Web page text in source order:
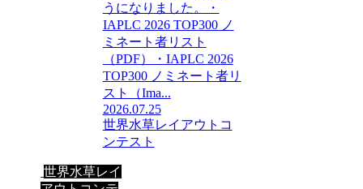
うになりました。・
IAPLC 2026 TOP300 ノ
ミネート者リスト
（PDF）・IAPLC 2026
TOP300 ノミネート者リ
スト（Ima...
2026.07.25
世界水草レイアウトコ
ンテスト
世界水草レイ